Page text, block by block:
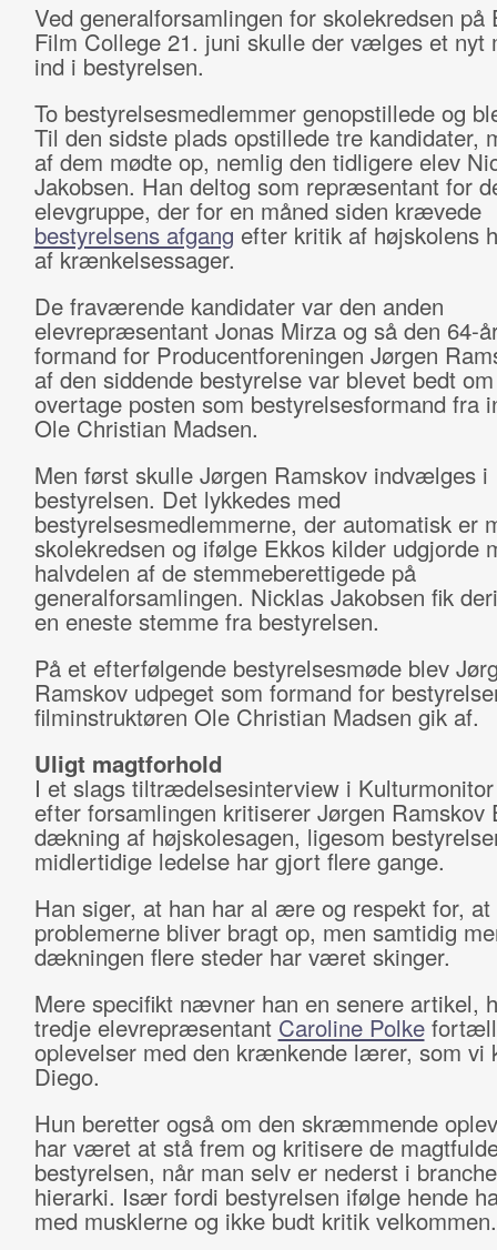
Ved generalforsamlingen for skolekredsen på
Film College 21. juni skulle der vælges et nyt
ind i bestyrelsen.
To bestyrelsesmedlemmer genopstillede og
Til den sidste plads opstillede tre kandidater,
af dem mødte op, nemlig den tidligere elev
Jakobsen. Han deltog som repræsentant for
elevgruppe, der for en måned siden krævede
bestyrelsens afgang efter kritik af højskolens
af krænkelsessager.
De fraværende kandidater var den anden
elevrepræsentant Jonas Mirza og så den 64-
formand for Producentforeningen Jørgen
af den siddende bestyrelse var blevet bedt
overtage posten som bestyrelsesformand fra
Ole Christian Madsen.
Men først skulle Jørgen Ramskov indvælges i
bestyrelsen. Det lykkedes med
bestyrelsesmedlemmerne, der automatisk er
skolekredsen og ifølge Ekkos kilder udgjorde
halvdelen af de stemmeberettigede på
generalforsamlingen. Nicklas Jakobsen fik
en eneste stemme fra bestyrelsen.
På et efterfølgende bestyrelsesmøde blev
Ramskov udpeget som formand for
filminstruktøren Ole Christian Madsen gik af.
Uligt magtforhold
I et slags tiltrædelsesinterview i
efter forsamlingen kritiserer Jørgen Ramskov
dækning af højskolesagen, ligesom
midlertidige ledelse har gjort flere gange.
Han siger, at han har al ære og respekt for, at
problemerne bliver bragt op, men samtidig
dækningen flere steder har været skinger.
Mere specifikt nævner han en senere artikel,
tredje elevrepræsentant Caroline Polke
oplevelser med den krænkende lærer, som vi
Diego.
Hun beretter også om den skræmmende
har været at stå frem og kritisere de
bestyrelsen, når man selv er nederst i
hierarki. Især fordi bestyrelsen ifølge hende
med musklerne og ikke budt kritik velkommen.